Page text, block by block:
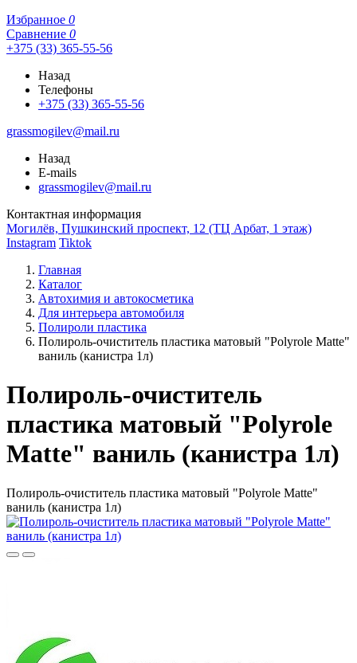
Избранное 0
Сравнение 0
+375 (33) 365-55-56
Назад
Телефоны
+375 (33) 365-55-56
grassmogilev@mail.ru
Назад
E-mails
grassmogilev@mail.ru
Контактная информация
Могилёв, Пушкинский проспект, 12 (ТЦ Арбат, 1 этаж)
Instagram Tiktok
Главная
Каталог
Автохимия и автокосметика
Для интерьера автомобиля
Полироли пластика
Полироль-очиститель пластика матовый "Polyrole Matte"
ваниль (канистра 1л)
Полироль-очиститель
пластика матовый "Polyrole
Matte" ваниль (канистра 1л)
Полироль-очиститель пластика матовый "Polyrole Matte"
ваниль (канистра 1л)